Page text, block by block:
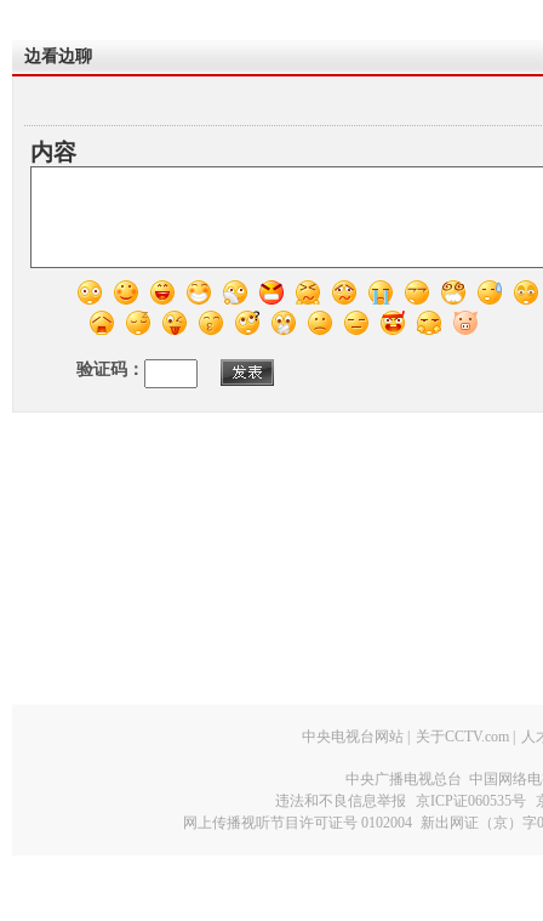
边看边聊
内容
验证码：
中央电视台网站 关于CCTV.com 人
中央广播电视总台 中国网络
违法和不良信息举报
京ICP证060535号
网上传播视听节目许可证号 0102004 新出网证（京）